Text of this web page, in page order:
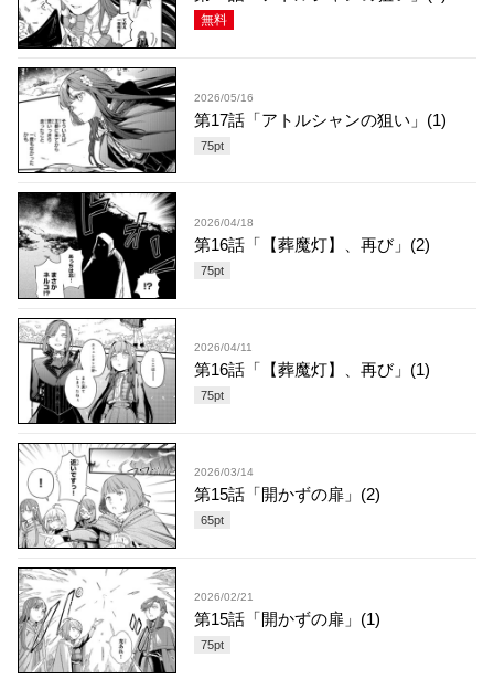
無料
2026/05/16
第17話「アトルシャンの狙い」(1)
75pt
2026/04/18
第16話「【葬魔灯】、再び」(2)
75pt
2026/04/11
第16話「【葬魔灯】、再び」(1)
75pt
2026/03/14
第15話「開かずの扉」(2)
65pt
2026/02/21
第15話「開かずの扉」(1)
75pt